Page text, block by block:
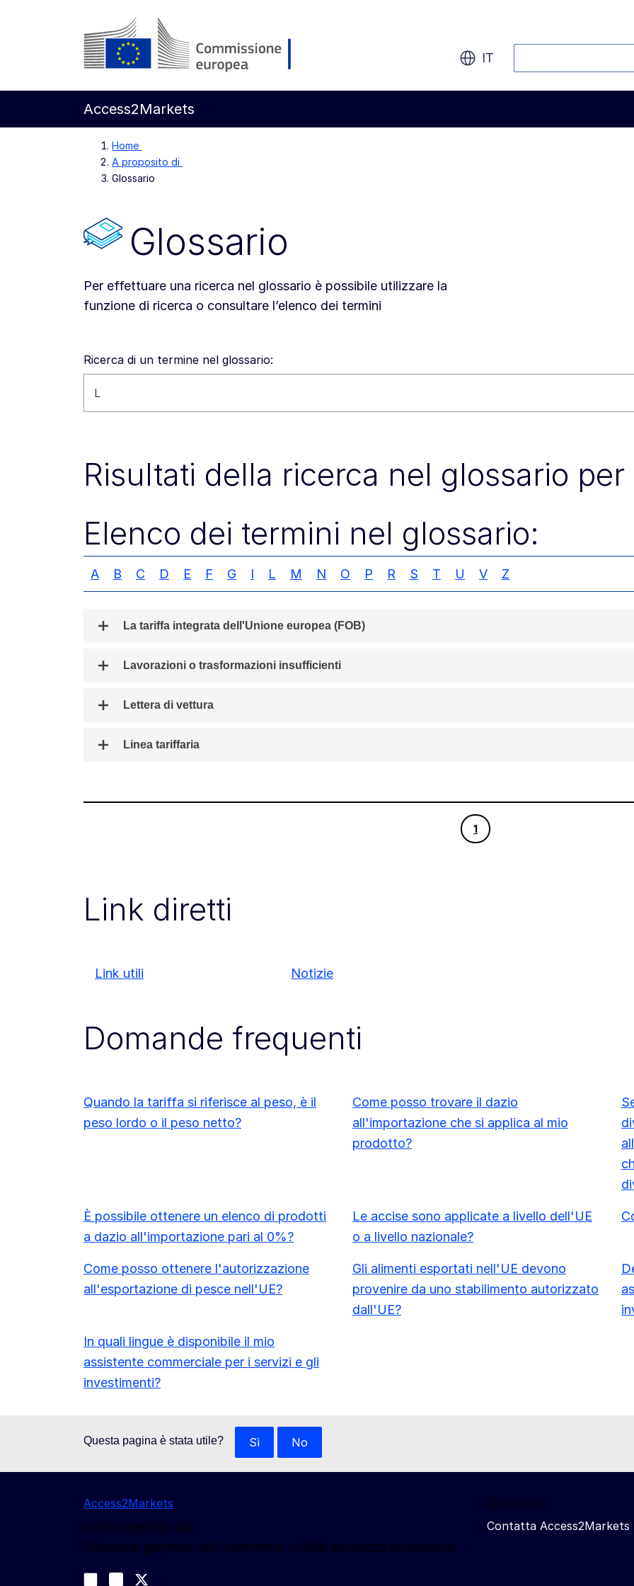
Vai al contenuto principale
IT
Access2Markets
Home
A proposito di
Glossario
Glossario
Per effettuare una ricerca nel glossario è possibile utilizzare la
funzione di ricerca o consultare l’elenco dei termini
Ricerca di un termine nel glossario:
Cerca nel sito
Risultati della ricerca nel glossario per
Elenco dei termini nel glossario:
A B C D E F G I L M N O P R S T U V Z
La tariffa integrata dell'Unione europea (FOB)
Lavorazioni o trasformazioni insufficienti
Lettera di vettura
Linea tariffaria
1
1
Link diretti
Link utili Notizie
Domande frequenti
Quando la tariffa si riferisce al peso, è il
peso lordo o il peso netto?
Come posso trovare il dazio
all'importazione che si applica al mio
prodotto?
È possibile ottenere un elenco di prodotti
a dazio all'importazione pari al 0%?
Le accise sono applicate a livello dell'UE
o a livello nazionale?
Come posso ottenere l'autorizzazione
all'esportazione di pesce nell'UE?
Gli alimenti esportati nell'UE devono
provenire da uno stabilimento autorizzato
dall'UE?
In quali lingue è disponibile il mio
assistente commerciale per i servizi e gli
investimenti?
Questa pagina è stata utile? Sì No
Access2Markets
Il sito è gestito da:
Direzione generale del Commercio e della sicurezza economica
Join us on LinkedIn
Contattaci
Contatta Access2Markets